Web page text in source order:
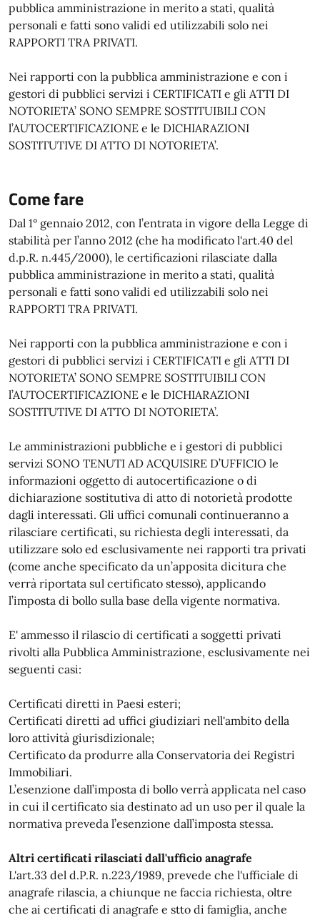
pubblica amministrazione in merito a stati, qualità
personali e fatti sono validi ed utilizzabili solo nei
RAPPORTI TRA PRIVATI.
Nei rapporti con la pubblica amministrazione e con i
gestori di pubblici servizi i CERTIFICATI e gli ATTI DI
NOTORIETA’ SONO SEMPRE SOSTITUIBILI CON
l’AUTOCERTIFICAZIONE e le DICHIARAZIONI
SOSTITUTIVE DI ATTO DI NOTORIETA’.
Come fare
Dal 1° gennaio 2012, con l’entrata in vigore della Legge di
stabilità per l’anno 2012 (che ha modificato l'art.40 del
d.p.R. n.445/2000), le certificazioni rilasciate dalla
pubblica amministrazione in merito a stati, qualità
personali e fatti sono validi ed utilizzabili solo nei
RAPPORTI TRA PRIVATI.
Nei rapporti con la pubblica amministrazione e con i
gestori di pubblici servizi i CERTIFICATI e gli ATTI DI
NOTORIETA’ SONO SEMPRE SOSTITUIBILI CON
l’AUTOCERTIFICAZIONE e le DICHIARAZIONI
SOSTITUTIVE DI ATTO DI NOTORIETA’.
Le amministrazioni pubbliche e i gestori di pubblici
servizi SONO TENUTI AD ACQUISIRE D’UFFICIO le
informazioni oggetto di autocertificazione o di
dichiarazione sostitutiva di atto di notorietà prodotte
dagli interessati. Gli uffici comunali continueranno a
rilasciare certificati, su richiesta degli interessati, da
utilizzare solo ed esclusivamente nei rapporti tra privati
(come anche specificato da un’apposita dicitura che
verrà riportata sul certificato stesso), applicando
l’imposta di bollo sulla base della vigente normativa.
E' ammesso il rilascio di certificati a soggetti privati
rivolti alla Pubblica Amministrazione, esclusivamente nei
seguenti casi:
Certificati diretti in Paesi esteri;
Certificati diretti ad uffici giudiziari nell'ambito della
loro attività giurisdizionale;
Certificato da produrre alla Conservatoria dei Registri
Immobiliari.
L’esenzione dall’imposta di bollo verrà applicata nel caso
in cui il certificato sia destinato ad un uso per il quale la
normativa preveda l’esenzione dall’imposta stessa.
Altri certificati rilasciati dall'ufficio anagrafe
L'art.33 del d.P.R. n.223/1989, prevede che l'ufficiale di
anagrafe rilascia, a chiunque ne faccia richiesta, oltre
che ai certificati di anagrafe e stto di famiglia, anche